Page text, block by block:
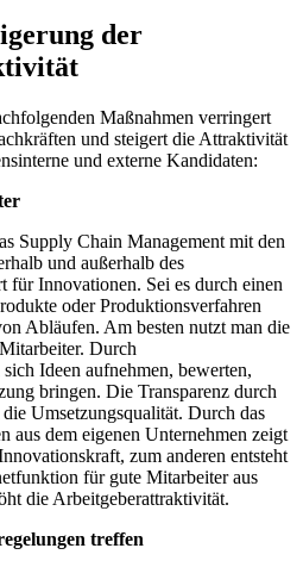
der
Maßnahmen verringert
und steigert die Attraktivität
und externe Kandidaten:
Supply Chain Management mit den
und außerhalb des
für Innovationen. Sei es durch einen
oder Produktionsverfahren
Abläufen. Am besten nutzt man die
Durch
Ideen aufnehmen, bewerten,
bringen. Die Transparenz durch
Umsetzungsqualität. Durch das
aus dem eigenen Unternehmen zeigt
zum anderen entsteht
für gute Mitarbeiter aus
die Arbeitgeberattraktivität.
treffen